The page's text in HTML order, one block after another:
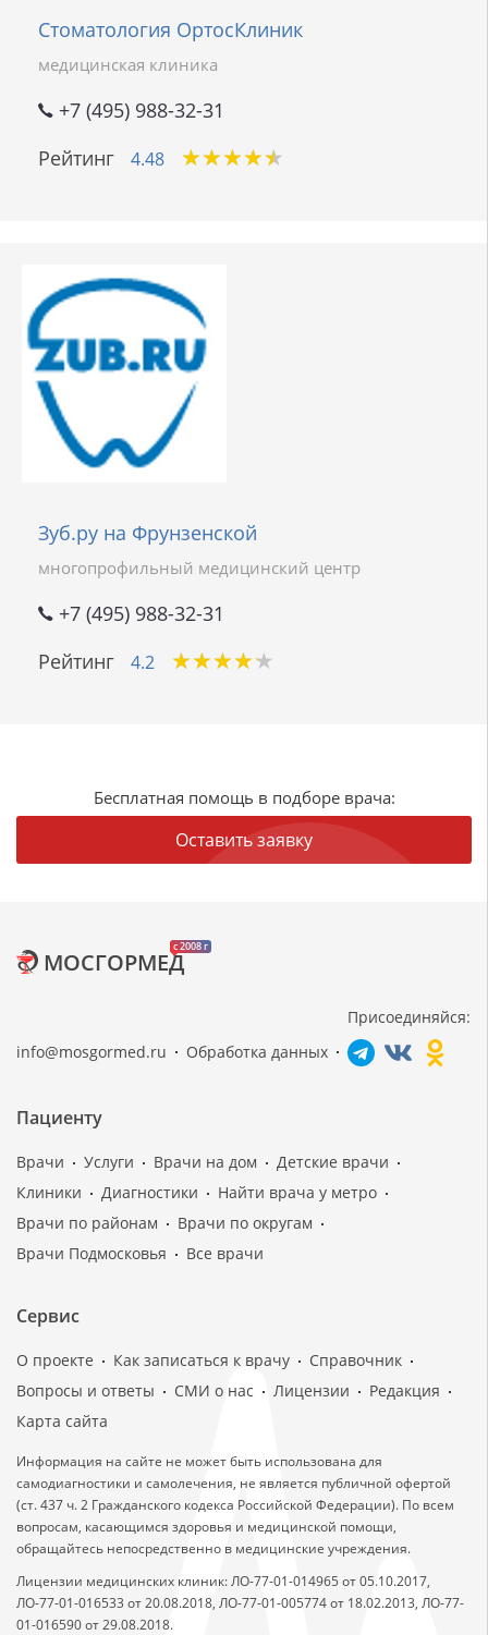
Стоматология ОртосКлиник
медицинская клиника
+7 (495) 988-32-31
Рейтинг
4.48 ★★★★★
★★★★★
Зуб.ру на Фрунзенской
многопрофильный медицинский центр
+7 (495) 988-32-31
Рейтинг
4.2 ★★★★★
★★★★★
Бесплатная помощь в подборе врача:
Оставить заявку
c 2008 г
МОСГОРМЕД
info@mosgormed.ru Обработка данных
Присоединяйся:
Пациенту
Врачи Услуги Врачи на дом
Детские врачи
Клиники
Диагностики
Найти врача у метро
Врачи по районам
Врачи по округам
Врачи Подмосковья
Все врачи
Сервис
О проекте Как записаться к врачу
Справочник
Вопросы и ответы
СМИ о нас Лицензии
Редакция
Карта сайта
Информация на сайте не может быть использована для
самодиагностики и самолечения, не является публичной офертой
(ст. 437 ч. 2 Гражданского кодекса Российской Федерации). По всем
вопросам, касающимся здоровья и медицинской помощи,
обращайтесь непосредственно в медицинские учреждения.
Лицензии медицинских клиник: ЛО-77-01-014965 от 05.10.2017,
ЛО-77-01-016533 от 20.08.2018, ЛО-77-01-005774 от 18.02.2013, ЛО-77-
01-016590 от 29.08.2018.